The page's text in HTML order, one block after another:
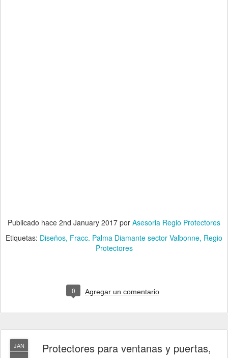
Publicado hace 2nd January 2017 por Asesoria Regio Protectores
Etiquetas: Diseños Fracc. Palma Diamante sector Valbonne Regio
Protectores
0 Agregar un comentario
JAN
Protectores para ventanas y puertas,